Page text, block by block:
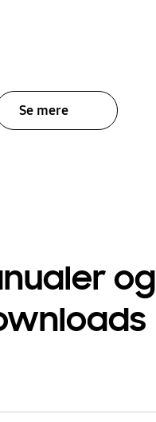
Se mere
og